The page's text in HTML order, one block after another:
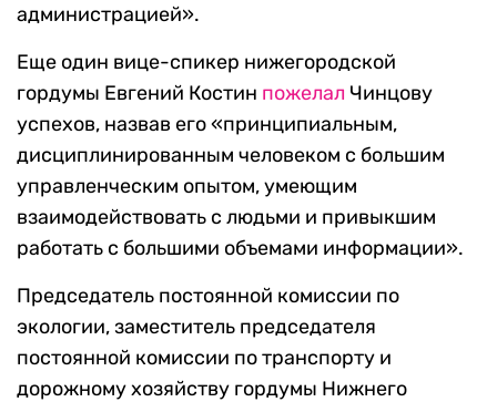
администрацией».
Еще один вице-спикер нижегородской
гордумы Евгений Костин пожелал Чинцову
успехов, назвав его «принципиальным,
дисциплинированным человеком с большим
управленческим опытом, умеющим
взаимодействовать с людьми и привыкшим
работать с большими объемами информации».
Председатель постоянной комиссии по
экологии, заместитель председателя
постоянной комиссии по транспорту и
дорожному хозяйству гордумы Нижнего